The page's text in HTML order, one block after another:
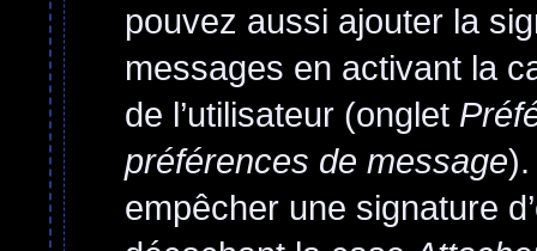
pouvez aussi ajouter la
messages en activant la
de l’utilisateur (onglet
préférences de message).
empêcher une signature